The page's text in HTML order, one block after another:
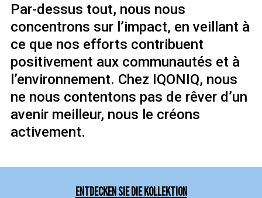
Par-dessus tout, nous nous
concentrons sur l’impact, en veillant à
ce que nos efforts contribuent
positivement aux communautés et à
l’environnement. Chez IQONIQ, nous
ne nous contentons pas de rêver d’un
avenir meilleur, nous le créons
activement.
ENTDECKEN SIE DIE KOLLEKTION